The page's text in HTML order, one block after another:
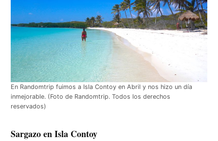
En Randomtrip fuimos a Isla Contoy en Abril y nos hizo un día
inmejorable. (Foto de Randomtrip. Todos los derechos
reservados)
Sargazo en Isla Contoy